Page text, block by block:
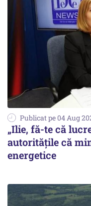
Publicat pe 04 Aug
„Ilie, fă-te că
autoritățile că
energetice